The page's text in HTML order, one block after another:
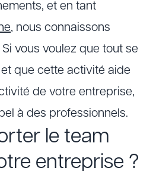
et en tant
, nous connaissons
vous voulez que tout se
que cette activité aide
de votre entreprise,
à des professionnels.
le team
entreprise ?